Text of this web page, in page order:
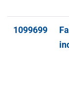
1099699